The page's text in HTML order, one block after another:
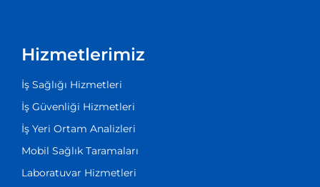
Hizmetlerimiz
İş Sağlığı Hizmetleri
İş Güvenliği Hizmetleri
İş Yeri Ortam Analizleri
Mobil Sağlık Taramaları
Laboratuvar Hizmetleri